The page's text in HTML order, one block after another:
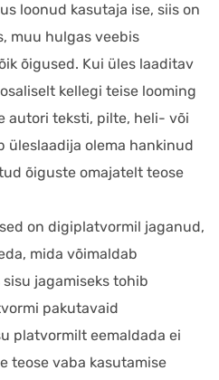
loonud kasutaja ise, siis on
muu hulgas veebis
õigused. Kui üles laaditav
kellegi teise looming
autori teksti, pilte, heli- või
üleslaadija olema hankinud
õiguste omajatelt teose
on digiplatvormil jaganud,
mida võimaldab
jagamiseks tohib
pakutavaid
platvormilt eemaldada ei
teose vaba kasutamise